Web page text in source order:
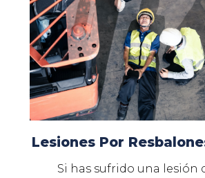
Lesiones Por
Si has sufrido una lesión